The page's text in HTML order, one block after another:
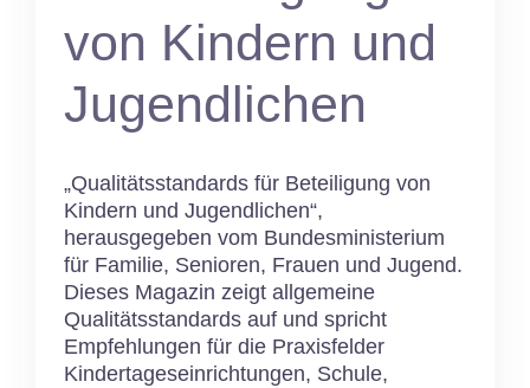
von Kindern und
Jugendlichen
„Qualitätsstandards für Beteiligung von
Kindern und Jugendlichen“,
herausgegeben vom Bundesministerium
für Familie, Senioren, Frauen und Jugend.
Dieses Magazin zeigt allgemeine
Qualitätsstandards auf und spricht
Empfehlungen für die Praxisfelder
Kindertageseinrichtungen, Schule,